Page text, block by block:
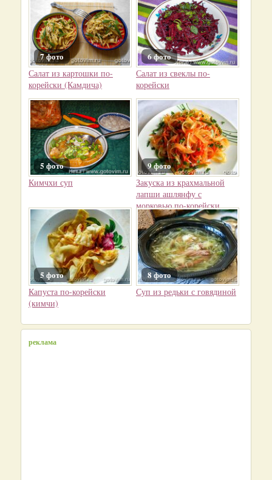
7 фото
Салат из картошки по-
корейски (Камдича)
6 фото
Салат из свеклы по-
корейски
5 фото
Кимчхи суп
9 фото
Закуска из крахмальной
лапши ашлянфу с
морковью по-корейски
5 фото
Капуста по-корейски
(кимчи)
8 фото
Суп из редьки с говядиной
реклама